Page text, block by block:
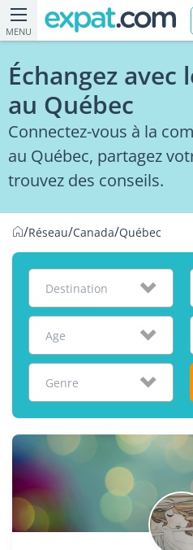
MENU
Échangez avec
au Québec
Connectez-vous à la
au Québec, partagez
trouvez des conseils.
/Réseau/Canada/Québec
Destination
Age
Genre